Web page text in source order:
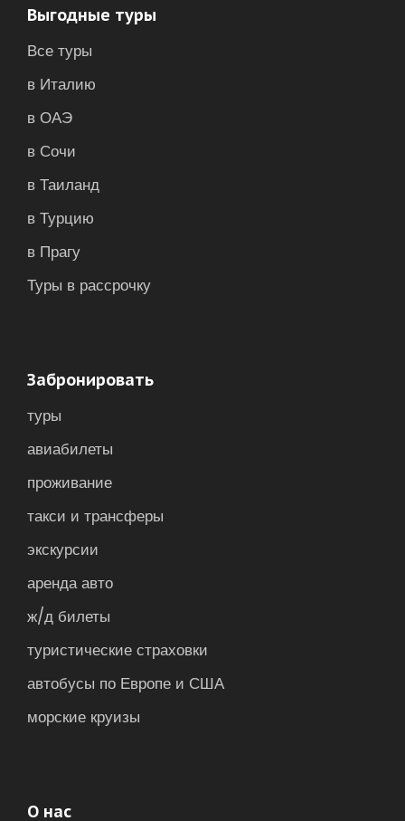
Выгодные туры
Все туры
в Италию
в ОАЭ
в Сочи
в Таиланд
в Турцию
в Прагу
Туры в рассрочку
Забронировать
туры
авиабилеты
проживание
такси и трансферы
экскурсии
аренда авто
ж/д билеты
туристические страховки
автобусы по Европе и США
морские круизы
О нас